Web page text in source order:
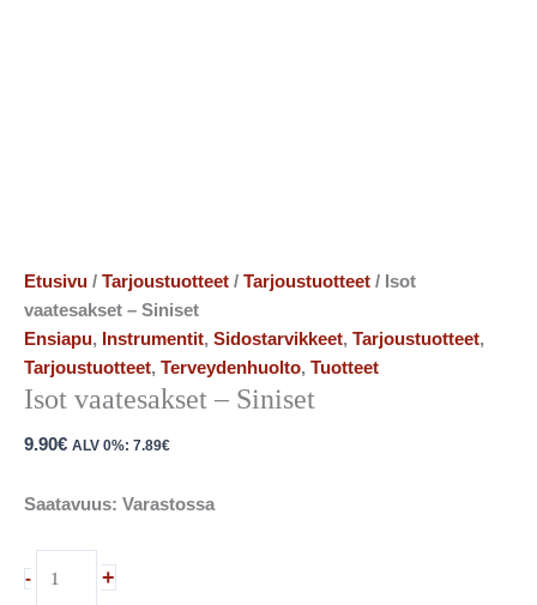
Etusivu / Tarjoustuotteet / Tarjoustuotteet / Isot
vaatesakset – Siniset
Ensiapu, Instrumentit, Sidostarvikkeet, Tarjoustuotteet,
Tarjoustuotteet, Terveydenhuolto, Tuotteet
Isot vaatesakset – Siniset
9.90€ ALV 0%: 7.89€
Saatavuus: Varastossa
- +